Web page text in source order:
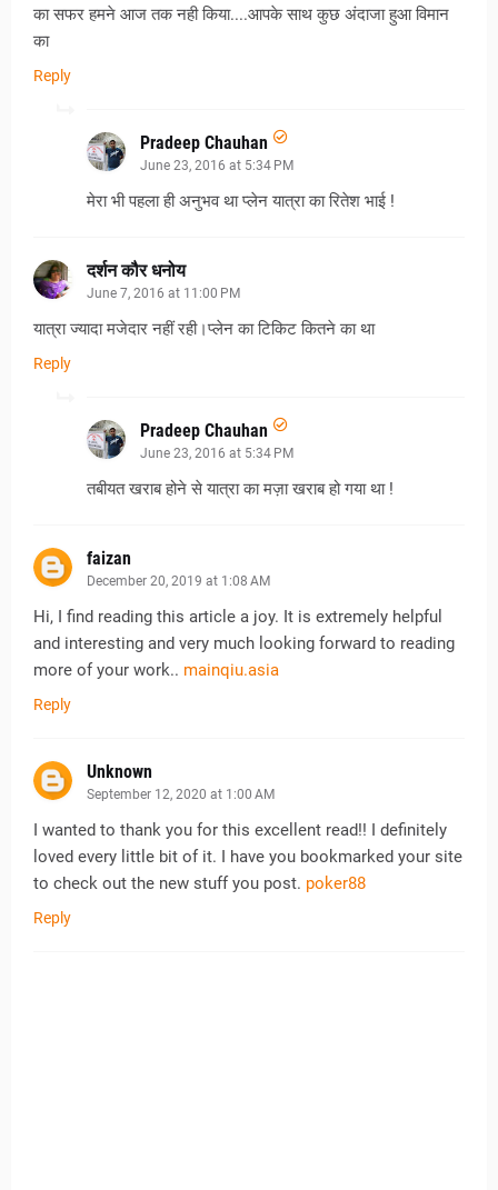
का सफर हमने आज तक नही किया....आपके साथ कुछ अंदाजा हुआ विमान
का
Reply
Pradeep Chauhan
June 23, 2016 at 5:34 PM
मेरा भी पहला ही अनुभव था प्लेन यात्रा का रितेश भाई !
दर्शन कौर धनोय
June 7, 2016 at 11:00 PM
यात्रा ज्यादा मजेदार नहीं रही।प्लेन का टिकिट कितने का था
Reply
Pradeep Chauhan
June 23, 2016 at 5:34 PM
तबीयत खराब होने से यात्रा का मज़ा खराब हो गया था !
faizan
December 20, 2019 at 1:08 AM
Hi, I find reading this article a joy. It is extremely helpful
and interesting and very much looking forward to reading
more of your work.. mainqiu.asia
Reply
Unknown
September 12, 2020 at 1:00 AM
I wanted to thank you for this excellent read!! I definitely
loved every little bit of it. I have you bookmarked your site
to check out the new stuff you post. poker88
Reply